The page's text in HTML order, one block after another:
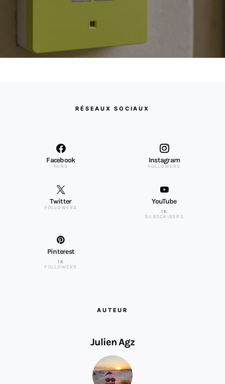
RÉSEAUX SOCIAUX
Facebook
FANS
Instagram
FOLLOWERS
Twitter
FOLLOWERS
YouTube
1K
SUBSCRIBERS
Pinterest
1K
FOLLOWERS
AUTEUR
Julien Agz